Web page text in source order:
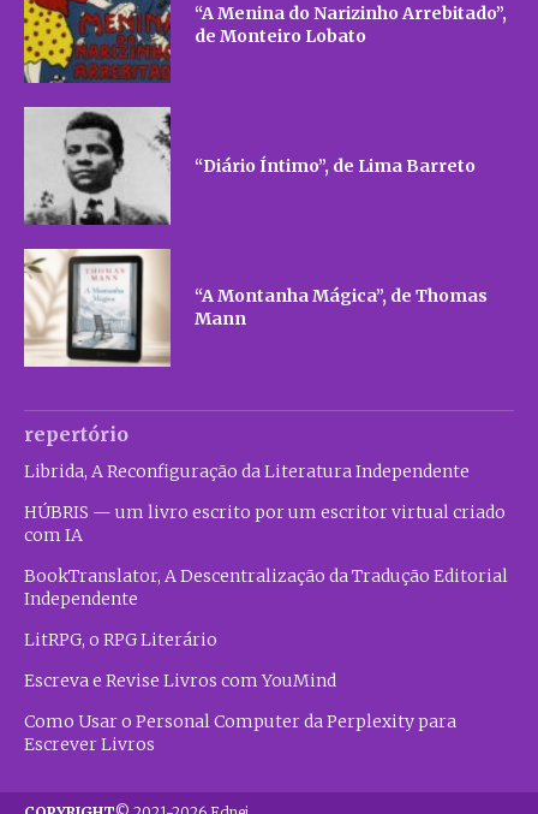
“A Menina do Narizinho Arrebitado”,
de Monteiro Lobato
“Diário Íntimo”, de Lima Barreto
“A Montanha Mágica”, de Thomas
Mann
repertório
Librida, A Reconfiguração da Literatura Independente
HÚBRIS — um livro escrito por um escritor virtual criado
com IA
BookTranslator, A Descentralização da Tradução Editorial
Independente
LitRPG, o RPG Literário
Escreva e Revise Livros com YouMind
Como Usar o Personal Computer da Perplexity para
Escrever Livros